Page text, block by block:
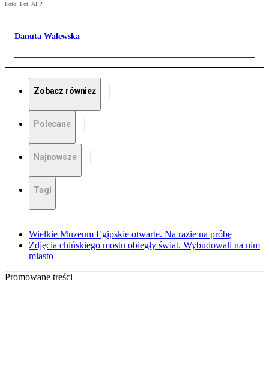
Foto: Fot. AFP
Danuta Walewska
Zobacz również
Polecane
Najnowsze
Tagi
Wielkie Muzeum Egipskie otwarte. Na razie na próbę
Zdjęcia chińskiego mostu obiegły świat. Wybudowali na nim
miasto
Promowane treści